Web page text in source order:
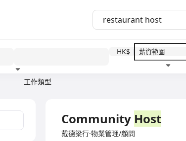
工作類型
HK$
Community Host
戴德梁行·物業管理/顧問